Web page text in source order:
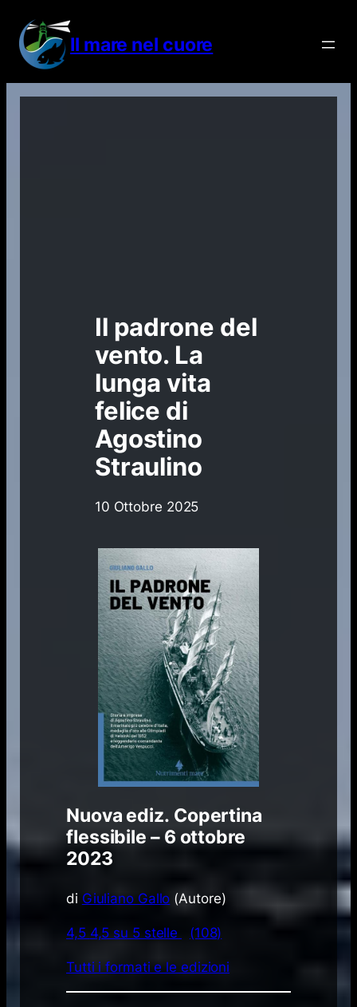
contenuto
Il mare nel cuore
Il padrone del
vento. La
lunga vita
felice di
Agostino
Straulino
10 Ottobre 2025
Nuova ediz. Copertina
flessibile – 6 ottobre
2023
di Giuliano Gallo (Autore)
4,5 4,5 su 5 stelle (108)
Tutti i formati e le edizioni